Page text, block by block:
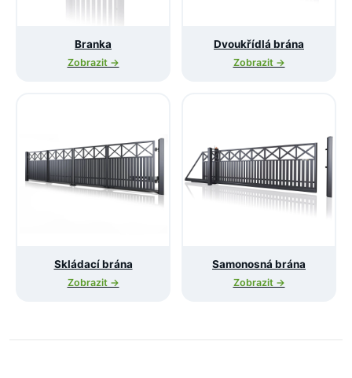
Branka
Zobrazit →
Dvoukřídlá brána
Zobrazit →
Skládací brána
Zobrazit →
Samonosná brána
Zobrazit →